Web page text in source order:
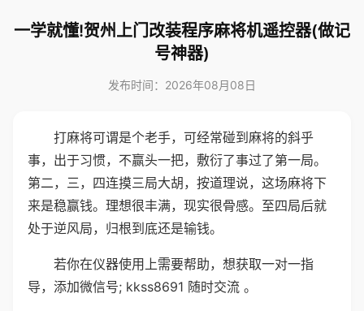
一学就懂!贺州上门改装程序麻将机遥控器(做记
号神器)
发布时间：2026年08月08日
打麻将可谓是个老手，可经常碰到麻将的斜乎
事，出于习惯，不赢头一把，敷衍了事过了第一局。
第二，三，四连摸三局大胡，按道理说，这场麻将下
来是稳赢钱。理想很丰满，现实很骨感。至四局后就
处于逆风局，归根到底还是输钱。
若你在仪器使用上需要帮助，想获取一对一指
导，添加微信号; kkss8691 随时交流 。